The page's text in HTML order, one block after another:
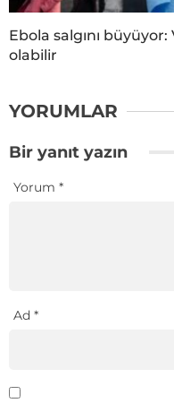
Ebola salgını
olabilir
YORUMLAR
Bir yanıt yazın
Yorum *
Ad *